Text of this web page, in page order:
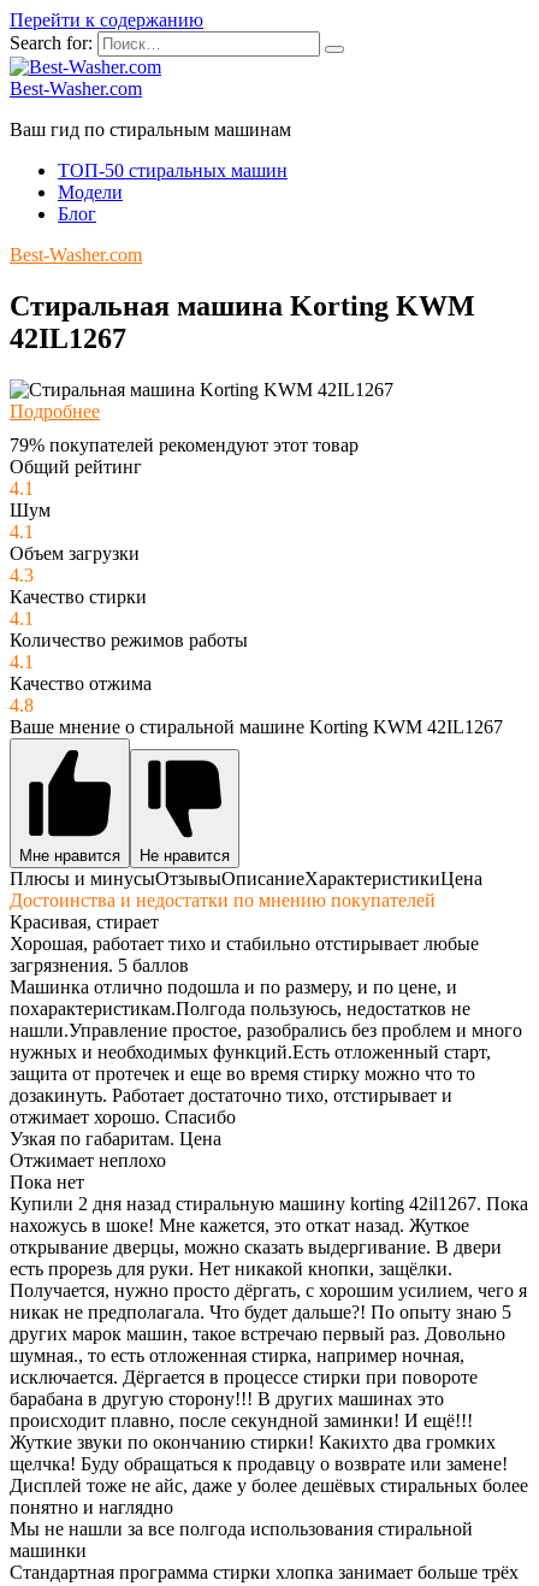
Перейти к содержанию
Search for:
Best-Washer.com
Ваш гид по стиральным машинам
ТОП-50 стиральных машин
Модели
Блог
Best-Washer.com
Стиральная машина Korting KWM
42IL1267
Подробнее
79% покупателей рекомендуют этот товар
Общий рейтинг
4.1
Шум
4.1
Объем загрузки
4.3
Качество стирки
4.1
Количество режимов работы
4.1
Качество отжима
4.8
Ваше мнение о стиральной машине Korting KWM 42IL1267
Мне нравится Не нравится
Плюсы и минусыОтзывыОписаниеХарактеристикиЦена
Достоинства и недостатки по мнению покупателей
Красивая, стирает
Хорошая, работает тихо и стабильно отстирывает любые
загрязнения. 5 баллов
Машинка отлично подошла и по размеру, и по цене, и
похарактеристикам.Полгода пользуюсь, недостатков не
нашли.Управление простое, разобрались без проблем и много
нужных и необходимых функций.Есть отложенный старт,
защита от протечек и еще во время стирку можно что то
дозакинуть. Работает достаточно тихо, отстирывает и
отжимает хорошо. Спасибо
Узкая по габаритам. Цена
Отжимает неплохо
Пока нет
Купили 2 дня назад стиральную машину korting 42il1267. Пока
нахожусь в шоке! Мне кажется, это откат назад. Жуткое
открывание дверцы, можно сказать выдергивание. В двери
есть прорезь для руки. Нет никакой кнопки, защёлки.
Получается, нужно просто дёргать, с хорошим усилием, чего я
никак не предполагала. Что будет дальше?! По опыту знаю 5
других марок машин, такое встречаю первый раз. Довольно
шумная., то есть отложенная стирка, например ночная,
исключается. Дёргается в процессе стирки при повороте
барабана в другую сторону!!! В других машинах это
происходит плавно, после секундной заминки! И ещё!!!
Жуткие звуки по окончанию стирки! Какихто два громких
щелчка! Буду обращаться к продавцу о возврате или замене!
Дисплей тоже не айс, даже у более дешёвых стиральных более
понятно и наглядно
Мы не нашли за все полгода использования стиральной
машинки
Стандартная программа стирки хлопка занимает больше трёх